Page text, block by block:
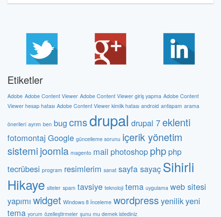
Etiketler
Adobe Adobe Content Viewer Adobe Content Viewer giriş yapma Adobe Content
Viewer hesap hatası Adobe Content Viewer kimlik hatası android antispam arama
önerileri ayrım ben bug cmsdrupal drupal 7eklenti
fotomontaj Google güncelleme sorunu içerik yönetim
sistemijoomla magento mail photoshop php php
tecrübesi program resimlerim sanat sayfa sayaç Sihirli
Hikaye siteler spam tavsiye teknoloji tema uygulama web sitesi
yapımı widget Windows 8 İnceleme wordpress yenilikyeni
tema yorum özelleştirmeler şunu mu demek istediniz